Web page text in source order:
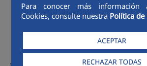
Para conocer más información
Cookies, consulte nuestra Política de
ACEPTAR
RECHAZAR TODAS
Menú 2014